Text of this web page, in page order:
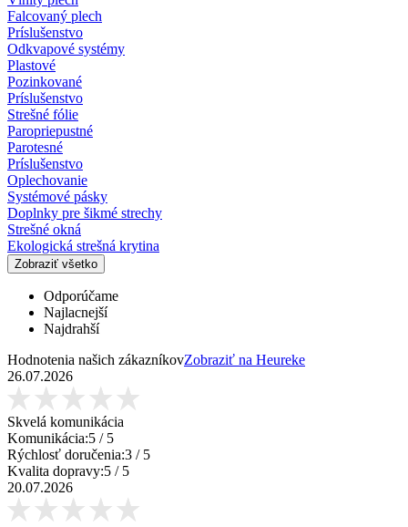
Falcovaný plech
Príslušenstvo
Odkvapové systémy
Plastové
Pozinkované
Príslušenstvo
Strešné fólie
Paropriepustné
Parotesné
Príslušenstvo
Oplechovanie
Systémové pásky
Doplnky pre šikmé strechy
Strešné okná
Ekologická strešná krytina
Zobraziť všetko
Odporúčame
Najlacnejší
Najdrahší
Hodnotenia našich zákazníkovZobraziť na Heureke
26.07.2026
Skvelá komunikácia
Komunikácia:5 / 5
Rýchlosť doručenia:3 / 5
Kvalita dopravy:5 / 5
20.07.2026